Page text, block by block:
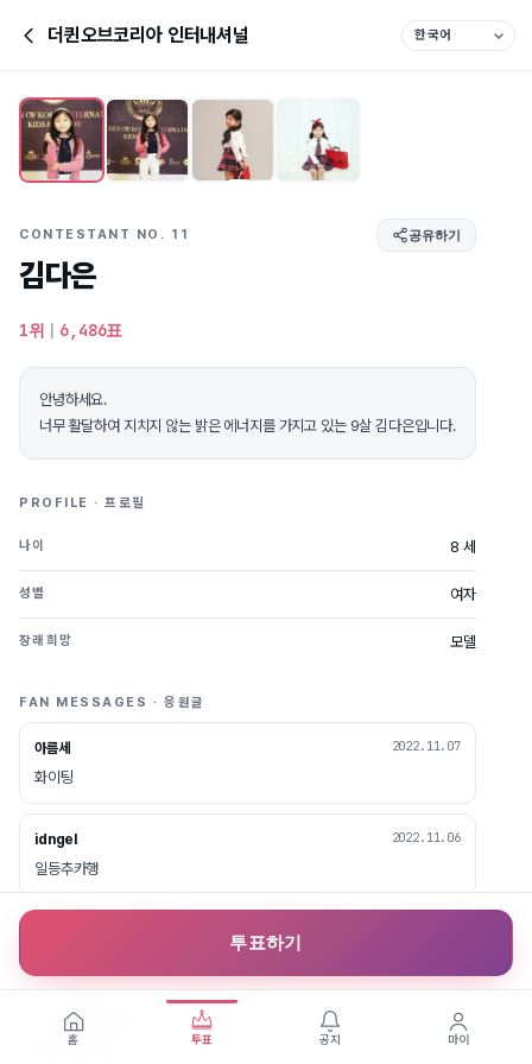
더퀸오브코리아 인터내셔널
CONTESTANT NO. 11 공유하기
김다은
1위 | 6,486표
안녕하세요.
너무 활달하여 지치지 않는 밝은 에너지를 가지고 있는 9살 김다은입니다.
PROFILE · 프로필
나이 8 세
성별 여자
장래희망 모델
FAN MESSAGES · 응원글
아름세 2022.11.07
화이팅
idngel 2022.11.06
일등추카행
이미사용중인닉네임 2022.11.05
다은이 화이팅~!
투표하기
홈 투표 공지 마이